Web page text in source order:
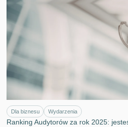
Dla biznesu Wydarzenia
Ranking Audytorów za rok 2025: